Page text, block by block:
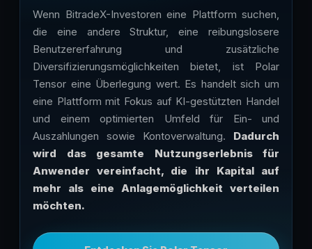
Wenn BitradeX-Investoren eine Plattform suchen,
die eine andere Struktur, eine reibungslosere
Benutzererfahrung und zusätzliche
Diversifizierungsmöglichkeiten bietet, ist Polar
Tensor eine Überlegung wert. Es handelt sich um
eine Plattform mit Fokus auf KI-gestützten Handel
und einem optimierten Umfeld für Ein- und
Auszahlungen sowie Kontoverwaltung. Dadurch
wird das gesamte Nutzungserlebnis für
Anwender vereinfacht, die ihr Kapital auf
mehr als eine Anlagemöglichkeit verteilen
möchten.